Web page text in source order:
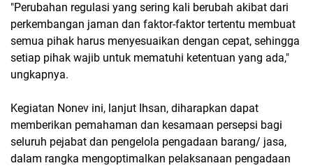
"Perubahan regulasi yang sering kali berubah akibat dari
perkembangan jaman dan faktor-faktor tertentu membuat
semua pihak harus menyesuaikan dengan cepat, sehingga
setiap pihak wajib untuk mematuhi ketentuan yang ada,"
ungkapnya.
Kegiatan Nonev ini, lanjut Ihsan, diharapkan dapat
memberikan pemahaman dan kesamaan persepsi bagi
seluruh pejabat dan pengelola pengadaan barang/ jasa,
dalam rangka mengoptimalkan pelaksanaan pengadaan